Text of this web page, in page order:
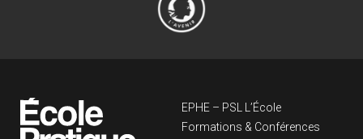
Navigation
EPHE – PSL L’École
Formations & Conférences